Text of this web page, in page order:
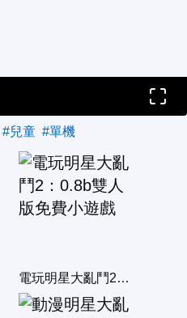
#兒童 #單機
電玩明星大亂鬥2：0.8b雙人版